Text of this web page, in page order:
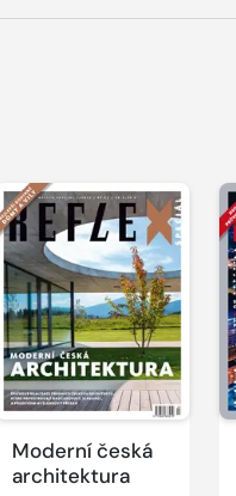
Moderní česká
architektura